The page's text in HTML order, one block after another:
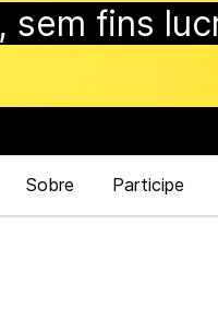
sem fins
Sobre Participe